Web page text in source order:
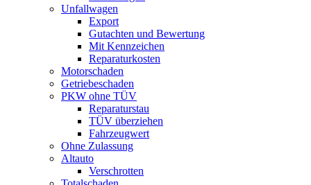
Unfallwagen
Export
Gutachten und Bewertung
Mit Kennzeichen
Reparaturkosten
Motorschaden
Getriebeschaden
PKW ohne TÜV
Reparaturstau
TÜV überziehen
Fahrzeugwert
Ohne Zulassung
Altauto
Verschrotten